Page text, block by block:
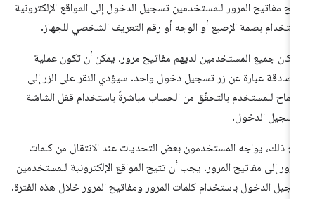
مفاتيح المرور للمستخدمين تسجيل الدخول إلى المواقع الإلكترونية
بصمة الإصبع أو الوجه أو رقم التعريف الشخصي للجهاز.
كان جميع المستخدمين لديهم مفاتيح مرور، يمكن أن تكون عملية
عبارة عن زر تسجيل دخول واحد. سيؤدي النقر على الزر إلى
للمستخدم بالتحقّق من الحساب مباشرةً باستخدام قفل الشاشة
الدخول.
ذلك، يواجه المستخدمون بعض التحديات عند الانتقال من كلمات
إلى مفاتيح المرور. يجب أن تتيح المواقع الإلكترونية للمستخدمين
الدخول باستخدام كلمات المرور ومفاتيح المرور خلال هذه الفترة.